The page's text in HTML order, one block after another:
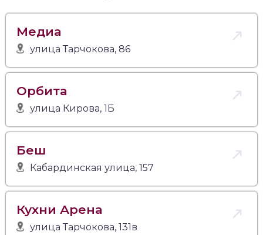
Медиа
улица Тарчокова, 86
Орбита
улица Кирова, 1Б
Беш
Кабардинская улица, 157
Кухни Арена
улица Тарчокова, 131в